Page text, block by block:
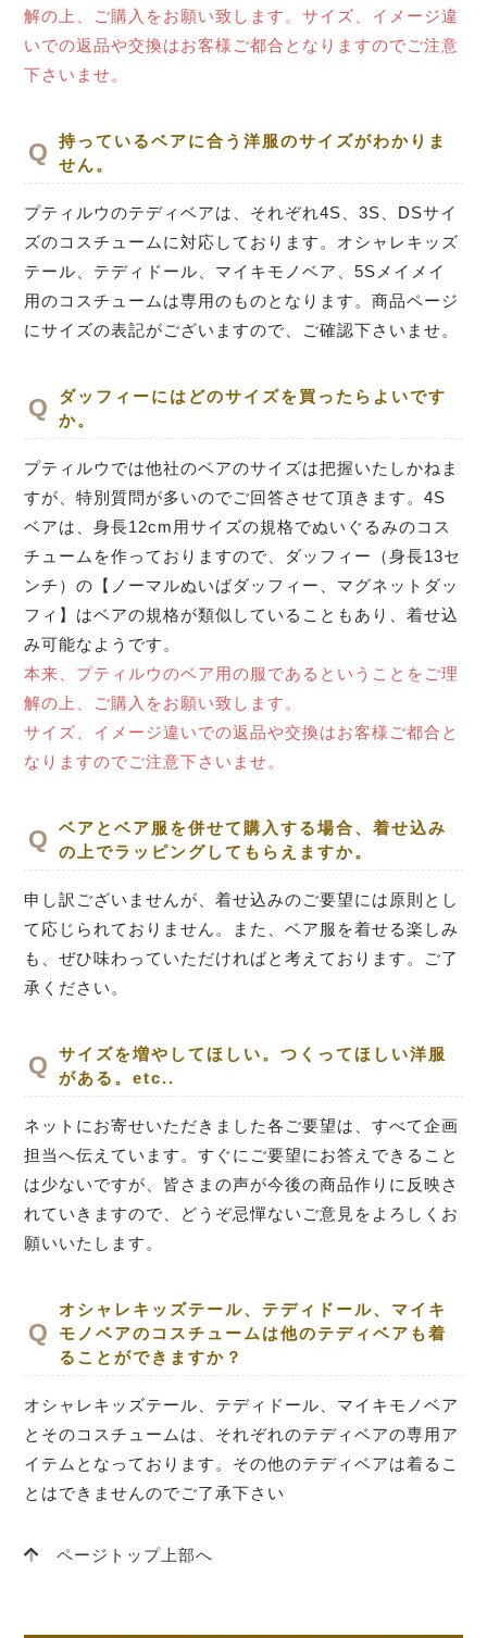
解の上、ご購入をお願い致します。サイズ、イメージ違
いでの返品や交換はお客様ご都合となりますのでご注意
下さいませ。
持っているベアに合う洋服のサイズがわかりま
せん。
プティルウのテディベアは、それぞれ4S、3S、DSサイ
ズのコスチュームに対応しております。オシャレキッズ
テール、テディドール、マイキモノベア、5Sメイメイ
用のコスチュームは専用のものとなります。商品ページ
にサイズの表記がございますので、ご確認下さいませ。
ダッフィーにはどのサイズを買ったらよいです
か。
プティルウでは他社のベアのサイズは把握いたしかねま
すが、特別質問が多いのでご回答させて頂きます。4S
ベアは、身長12cm用サイズの規格でぬいぐるみのコス
チュームを作っておりますので、ダッフィー（身長13セ
ンチ）の【ノーマルぬいばダッフィー、マグネットダッ
フィ】はベアの規格が類似していることもあり、着せ込
み可能なようです。
本来、プティルウのベア用の服であるということをご理
解の上、ご購入をお願い致します。
サイズ、イメージ違いでの返品や交換はお客様ご都合と
なりますのでご注意下さいませ。
ベアとベア服を併せて購入する場合、着せ込み
の上でラッピングしてもらえますか。
申し訳ございませんが、着せ込みのご要望には原則とし
て応じられておりません。また、ベア服を着せる楽しみ
も、ぜひ味わっていただければと考えております。ご了
承ください。
サイズを増やしてほしい。つくってほしい洋服
がある。etc..
ネットにお寄せいただきました各ご要望は、すべて企画
担当へ伝えています。すぐにご要望にお答えできること
は少ないですが、皆さまの声が今後の商品作りに反映さ
れていきますので、どうぞ忌憚ないご意見をよろしくお
願いいたします。
オシャレキッズテール、テディドール、マイキ
モノベアのコスチュームは他のテディベアも着
ることができますか？
オシャレキッズテール、テディドール、マイキモノベア
とそのコスチュームは、それぞれのテディベアの専用ア
イテムとなっております。その他のテディベアは着るこ
とはできませんのでご了承下さい
ページトップ上部へ